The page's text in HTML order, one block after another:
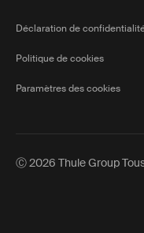
Déclaration de
Politique de cookies
Paramètres des cookies
Ⓒ 2026 Thule Group